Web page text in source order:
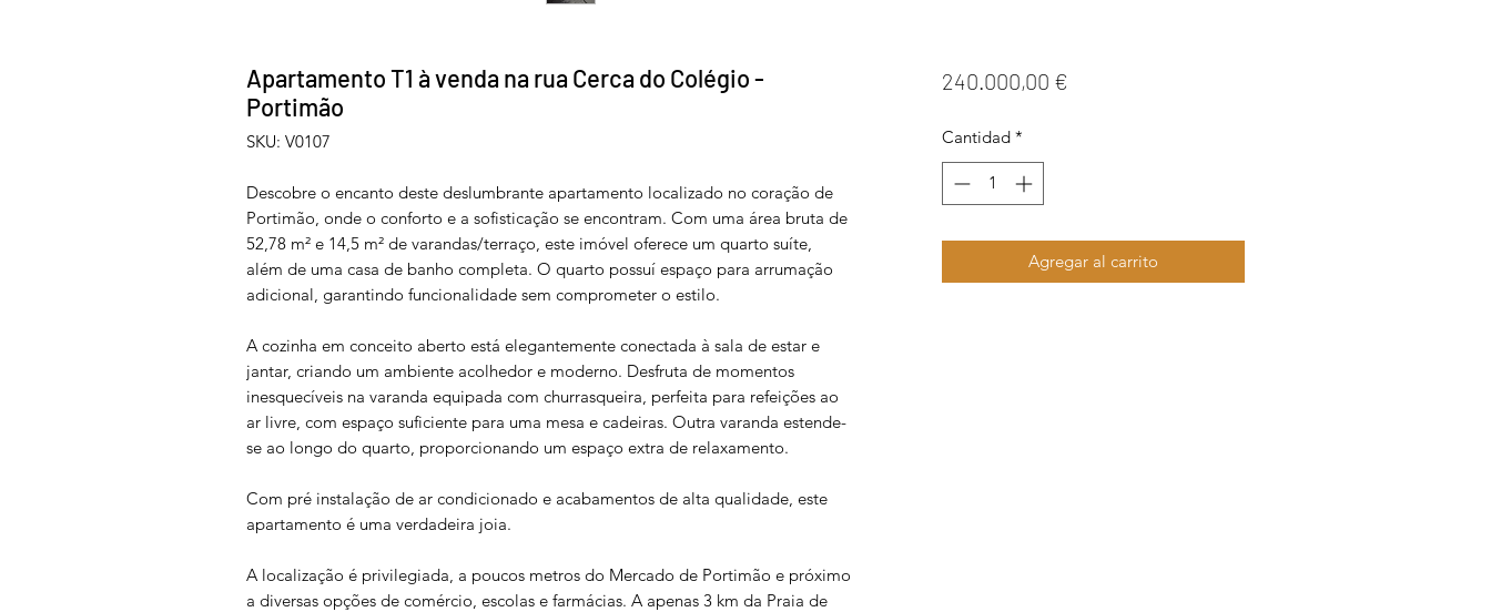
Apartamento T1 à venda na rua Cerca do Colégio -
Portimão
SKU: V0107
Descobre o encanto deste deslumbrante apartamento localizado no coração de
Portimão, onde o conforto e a sofisticação se encontram. Com uma área bruta de
52,78 m² e 14,5 m² de varandas/terraço, este imóvel oferece um quarto suíte,
além de uma casa de banho completa. O quarto possuí espaço para arrumação
adicional, garantindo funcionalidade sem comprometer o estilo.
A cozinha em conceito aberto está elegantemente conectada à sala de estar e
jantar, criando um ambiente acolhedor e moderno. Desfruta de momentos
inesquecíveis na varanda equipada com churrasqueira, perfeita para refeições ao
ar livre, com espaço suficiente para uma mesa e cadeiras. Outra varanda estende-
se ao longo do quarto, proporcionando um espaço extra de relaxamento.
Com pré instalação de ar condicionado e acabamentos de alta qualidade, este
apartamento é uma verdadeira joia.
A localização é privilegiada, a poucos metros do Mercado de Portimão e próximo
a diversas opções de comércio, escolas e farmácias. A apenas 3 km da Praia de
240.000,00 €
Cantidad *
Agregar al carrito